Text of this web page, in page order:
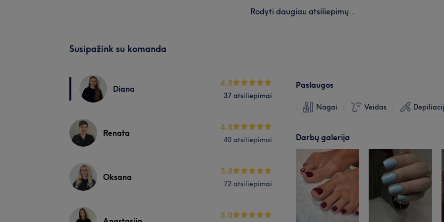
Rodyti daugiau atsiliepimų...
Susipažink su komanda
Diana
4.8
37 atsiliepimai
Renata
4.8
40 atsiliepimai
Oksana
5.0
72 atsiliepimai
5.0
Paslaugos
Nagai Veidas
Darbų galerija